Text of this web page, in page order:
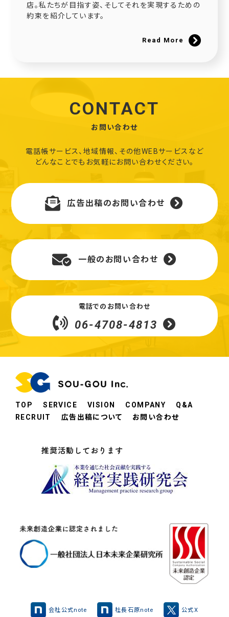
店。私たちが目指す姿、そしてそれを実現するための
約束を紹介しています。
Read More
CONTACT
お問い合わせ
電話帳サービス、地域情報、その他WEBサービスなど
どんなことでもお気軽にお問い合わせください。
広告出稿のお問い合わせ
一般のお問い合わせ
電話でのお問い合わせ
06-4708-4813
TOP SERVICE VISION COMPANY
Q&A
RECRUIT
広告出稿について お問い合わせ
会社公式note 社長石原note 公式X